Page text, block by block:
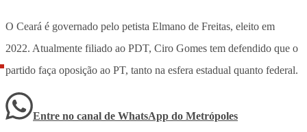
O Ceará é governado pelo petista Elmano de Freitas, eleito em
2022. Atualmente filiado ao PDT, Ciro Gomes tem defendido que o
partido faça oposição ao PT, tanto na esfera estadual quanto federal.
Entre no canal de WhatsApp do Metrópoles